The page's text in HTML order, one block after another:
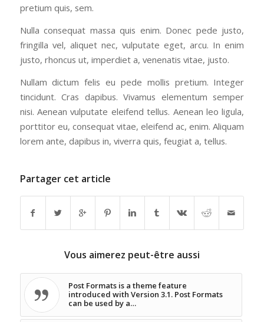
pretium quis, sem.
Nulla consequat massa quis enim. Donec pede justo,
fringilla vel, aliquet nec, vulputate eget, arcu. In enim
justo, rhoncus ut, imperdiet a, venenatis vitae, justo.
Nullam dictum felis eu pede mollis pretium. Integer
tincidunt. Cras dapibus. Vivamus elementum semper
nisi. Aenean vulputate eleifend tellus. Aenean leo ligula,
porttitor eu, consequat vitae, eleifend ac, enim. Aliquam
lorem ante, dapibus in, viverra quis, feugiat a, tellus.
Partager cet article
Vous aimerez peut-être aussi
Post Formats is a theme feature
introduced with Version 3.1. Post Formats
can be used by a…